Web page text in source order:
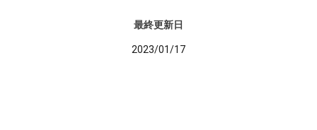
最終更新日
2023/01/17